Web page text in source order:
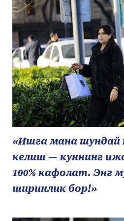
«Ишга мана шундай
келиш — куннинг
100% кафолат. Энг
ширинлик бор!»